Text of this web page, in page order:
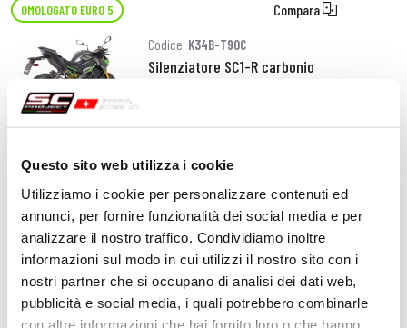
Questo sito web utilizza i cookie
Utilizziamo i cookie per personalizzare contenuti ed
annunci, per fornire funzionalità dei social media e per
analizzare il nostro traffico. Condividiamo inoltre
informazioni sul modo in cui utilizzi il nostro sito con i
nostri partner che si occupano di analisi dei dati web,
pubblicità e social media, i quali potrebbero combinarle
con altre informazioni che hai fornito loro o che hanno
OMOLOGATO EURO 5 Compara
Codice: K34B-T90C
Silenziatore SC1-R carbonio
890,00 CHF
OMOLOGATO EURO 5 Compara
Codice:K34B-T90T
Silenziatore SC1-R titanio